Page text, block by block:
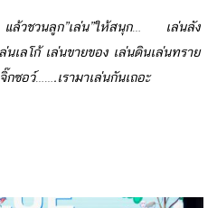
วชวนลูก”เล่น”ให้สนุก… เล่นลัง
เลโก้ เล่นขายของ เล่นดินเล่นทราย
ซอว์…….เรามาเล่นกันเถอะ